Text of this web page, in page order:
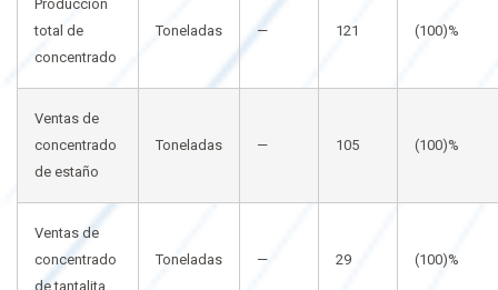
Producción
total de
concentrado
Toneladas — 121 (100)%
Ventas de
concentrado
de estaño
Toneladas — 105 (100)%
Ventas de
concentrado
de tantalita
Toneladas — 29 (100)%